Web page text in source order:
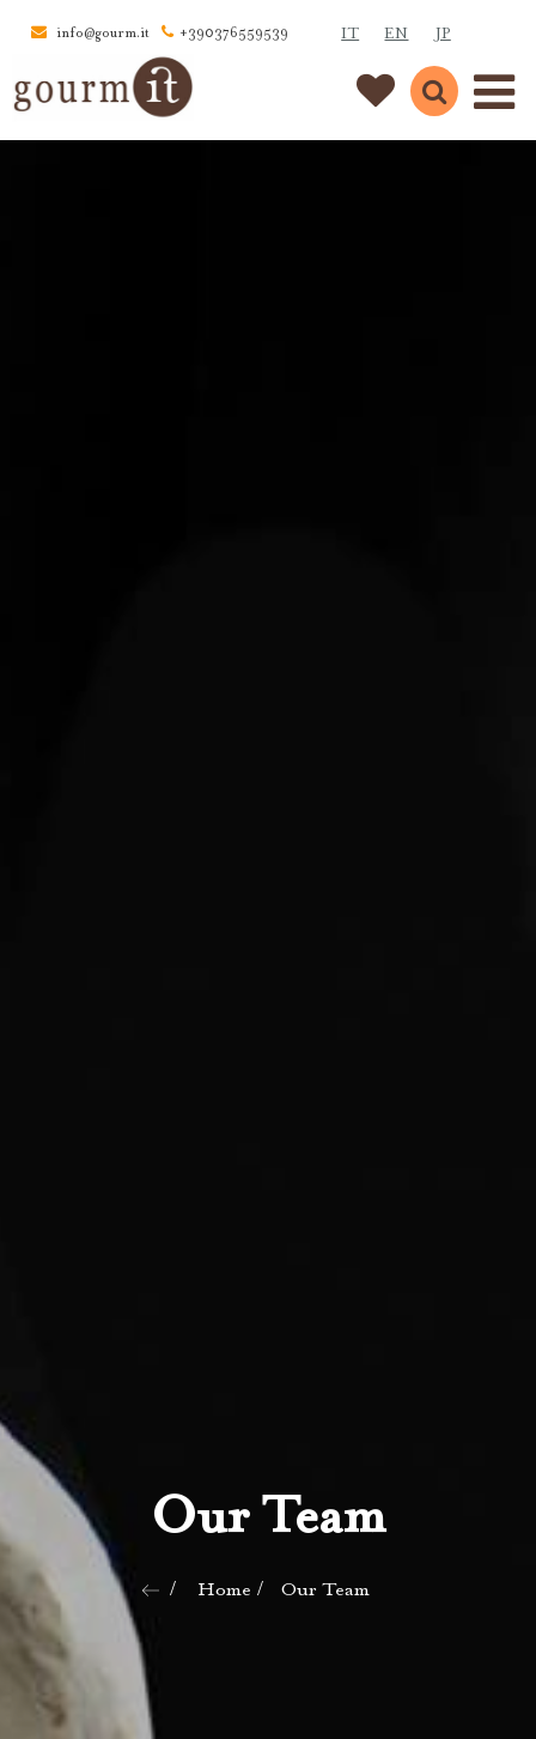
info@gourm.it +390376559539 IT EN JP
Our Team
Home Our Team